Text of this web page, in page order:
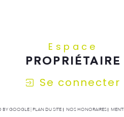
Espace
PROPRIÉTAIRE
Se connecter
BY GOOGLE | PLAN DU SITE NOS HONORAIRES